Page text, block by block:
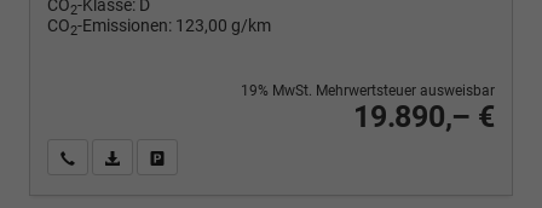
CO2-Klasse: D
CO2-Emissionen: 123,00 g/km
19.890,– €
19% MwSt. Mehrwertsteuer ausweisbar
Wir rufen Sie anPDF-Fahrzeugexposé drucken